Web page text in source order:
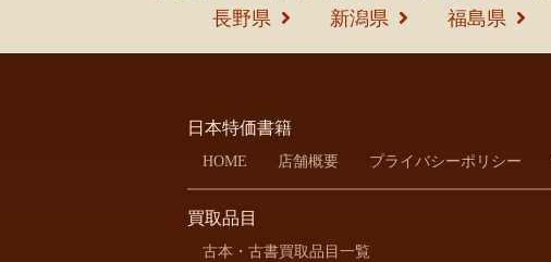
長野県
新潟県 福島県
日本特価書籍
HOME 店舗概要 プライバシーポリシー
買取品目
古本・古書買取品目一覧